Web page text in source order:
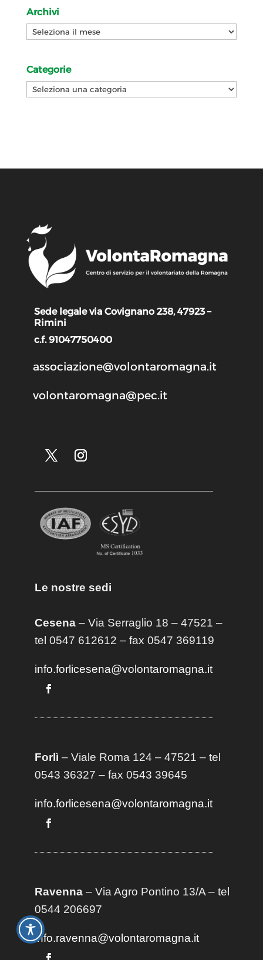
Archivi
Archivi
Categorie
Categorie
Sede legale via Covignano 238, 47923 –
Rimini
c.f. 91047750400
associazione@volontaromagna.it
volontaromagna@pec.it
Le nostre sedi
Cesena– Via Serraglio 18 – 47521 –
tel 0547 612612 – fax 0547 369119
info.forlicesena@volontaromagna.it
Forlì – Viale Roma 124 – 47521 – tel
0543 36327 – fax 0543 39645
info.forlicesena@volontaromagna.it
Ravenna– Via Agro Pontino 13/A– tel
0544 206697
info.ravenna@volontaromagna.it